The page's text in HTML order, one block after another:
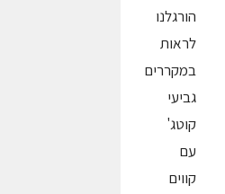
הורגלנו
לראות
במקררים
גביעי
קוטג'
עם
קווים